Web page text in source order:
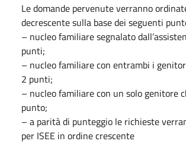
Le domande pervenute verranno
decrescente sulla base dei seguenti
– nucleo familiare segnalato
punti;
– nucleo familiare con entrambi i
2 punti;
– nucleo familiare con un solo genitore
punto;
– a parità di punteggio le richieste
per ISEE in ordine crescente